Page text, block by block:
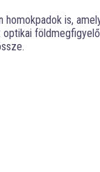
homokpadok is,